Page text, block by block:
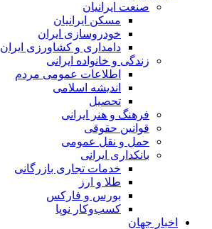
صنعت ایرانیان
مسکن ایرانیان
خودروسازی ایران
دامداری و کشاورزی ایران
زندگی و خانواده ایرانی
اطلاعات عمومی مردم
اندیشه اسلامی
تحصیل
فرهنگ و هنر ایرانی
قوانین حقوقی
حمل و نقل عمومی
بانکداری ایرانی
خدمات تجاری بازرگانی
طلا و ارز
بورس و فارکس
کسب‌وکار نوپا
اخبار جهان